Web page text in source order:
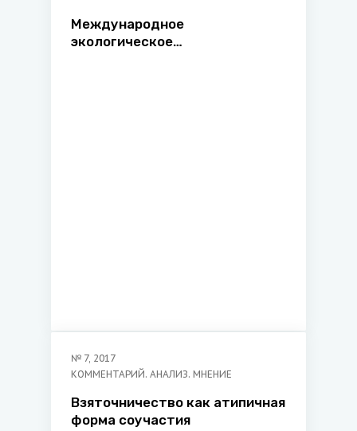
Международное
экологическое
№ 7, 2017
КОММЕНТАРИЙ. АНАЛИЗ. МНЕНИЕ
Взяточничество как атипичная
форма соучастия